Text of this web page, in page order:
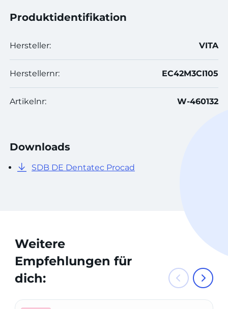
Produktidentifikation
Hersteller: VITA
Herstellernr: EC42M3CI105
Artikelnr: W-460132
Downloads
SDB DE Dentatec Procad
Weitere
Empfehlungen für
dich: